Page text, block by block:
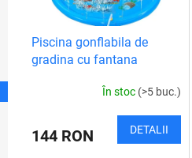
Piscina gonflabila de
gradina cu fantana
În stoc (>5 buc.)
144 RON DETALII